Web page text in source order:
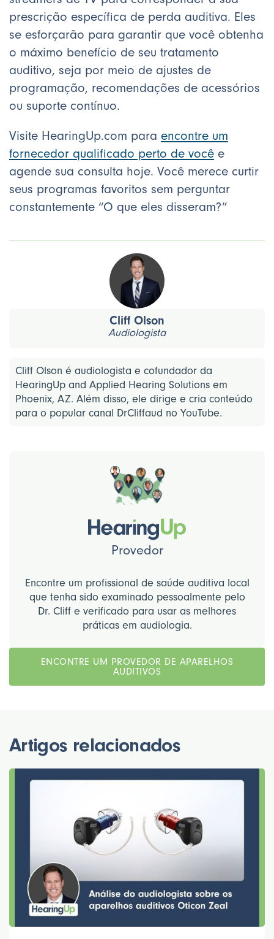
prescrição específica de perda auditiva. Eles
se esforçarão para garantir que você obtenha
o máximo benefício de seu tratamento
auditivo, seja por meio de ajustes de
programação, recomendações de acessórios
ou suporte contínuo.
Visite HearingUp.com para encontre um
fornecedor qualificado perto de você e
agende sua consulta hoje. Você merece curtir
seus programas favoritos sem perguntar
constantemente “O que eles disseram?”
Cliff Olson
Audiologista
Cliff Olson é audiologista e cofundador da
HearingUp and Applied Hearing Solutions em
Phoenix, AZ. Além disso, ele dirige e cria conteúdo
para o popular canal DrCliffaud no YouTube.
Provedor
Encontre um profissional de saúde auditiva local
que tenha sido examinado pessoalmente pelo
Dr. Cliff e verificado para usar as melhores
práticas em audiologia.
ENCONTRE UM PROVEDOR DE APARELHOS
AUDITIVOS
Artigos relacionados